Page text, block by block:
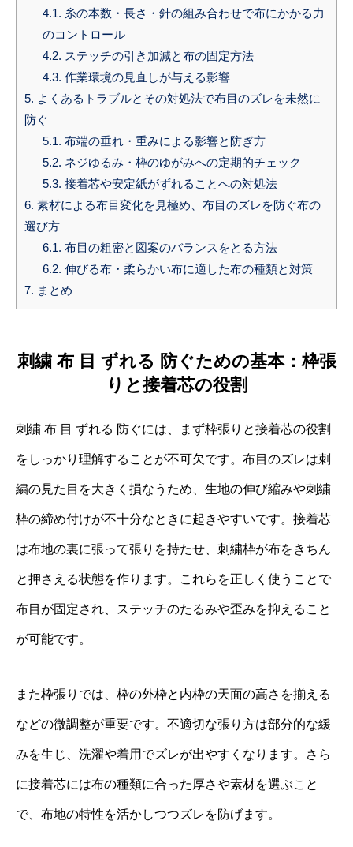
4.1. 糸の本数・長さ・針の組み合わせで布にかかる力
のコントロール
4.2. ステッチの引き加減と布の固定方法
4.3. 作業環境の見直しが与える影響
5. よくあるトラブルとその対処法で布目のズレを未然に
防ぐ
5.1. 布端の垂れ・重みによる影響と防ぎ方
5.2. ネジゆるみ・枠のゆがみへの定期的チェック
5.3. 接着芯や安定紙がずれることへの対処法
6. 素材による布目変化を見極め、布目のズレを防ぐ布の
選び方
6.1. 布目の粗密と図案のバランスをとる方法
6.2. 伸びる布・柔らかい布に適した布の種類と対策
7. まとめ
刺繍 布 目 ずれる 防ぐための基本：枠張
りと接着芯の役割
刺繍 布 目 ずれる 防ぐには、まず枠張りと接着芯の役割
をしっかり理解することが不可欠です。布目のズレは刺
繍の見た目を大きく損なうため、生地の伸び縮みや刺繍
枠の締め付けが不十分なときに起きやすいです。接着芯
は布地の裏に張って張りを持たせ、刺繍枠が布をきちん
と押さえる状態を作ります。これらを正しく使うことで
布目が固定され、ステッチのたるみや歪みを抑えること
が可能です。
また枠張りでは、枠の外枠と内枠の天面の高さを揃える
などの微調整が重要です。不適切な張り方は部分的な緩
みを生じ、洗濯や着用でズレが出やすくなります。さら
に接着芯には布の種類に合った厚さや素材を選ぶこと
で、布地の特性を活かしつつズレを防げます。